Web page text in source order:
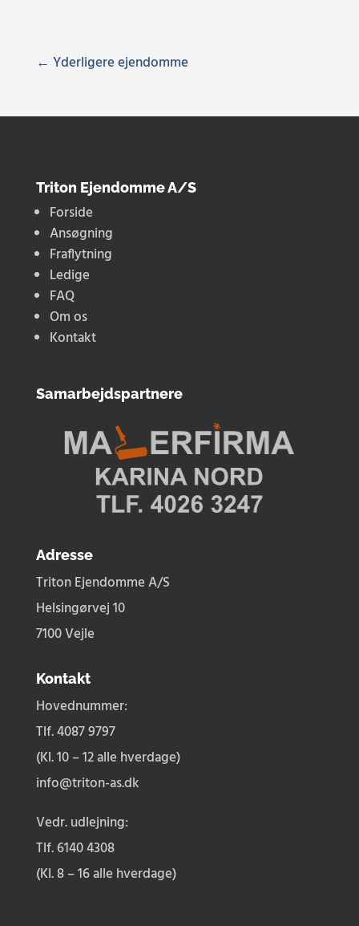
Triton Ejendomme A/S
Forside
Ansøgning
Fraflytning
Ledige
FAQ
Om os
Kontakt
Samarbejdspartnere
Adresse
Triton Ejendomme A/S
Helsingørvej 10
7100 Vejle
Kontakt
Hovednummer:
Tlf. 4087 9797
(Kl. 10 – 12 alle hverdage)
info@triton-as.dk
Vedr. udlejning:
Tlf.6140 4308
(Kl. 8 – 16 alle hverdage)